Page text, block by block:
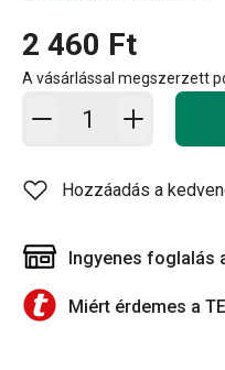
2 460 Ft
A vásárlással megszerzett
Kosárba - mennyiség
Hozzáadás a
Ingyenes foglalás
Miért érdemes a